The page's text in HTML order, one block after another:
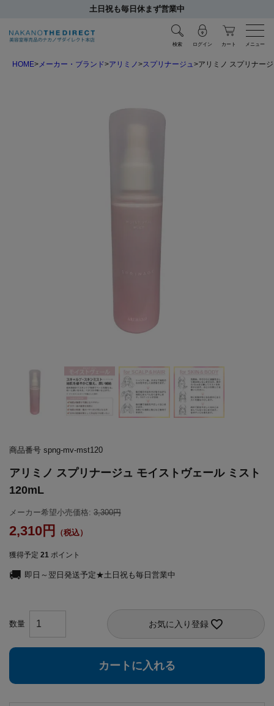
土日祝も毎日休まず営業中
検索 ログイン カート メニュー
HOME メーカー・ブランド アリミノ スプリナージュ アリミノ スプリナー
商品番号 spng-mv-mst120
アリミノ スプリナージュ モイストヴェール ミスト
120mL
メーカー希望小売価格: 3,300
2,310
獲得予定 21 ポイント
即日～翌日発送予定★土日祝も毎日営業中
お気に入り登録
カートに入れる